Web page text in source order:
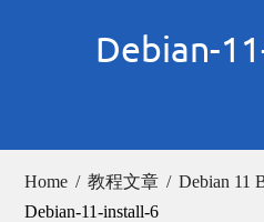
Debian-
Home 教程文章
Debian 11
Debian-11-install-6